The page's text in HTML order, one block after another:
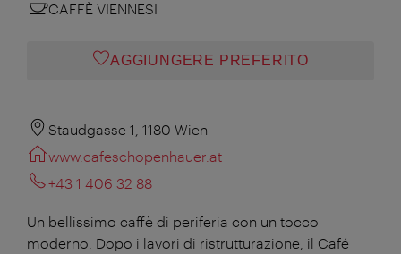
CAFFÈ VIENNESI
AGGIUNGERE PREFERITO
Staudgasse 1, 1180 Wien
www.cafeschopenhauer.at
+43 1 406 32 88
Un bellissimo caffè di periferia con un tocco
moderno. Dopo i lavori di ristrutturazione, il Café